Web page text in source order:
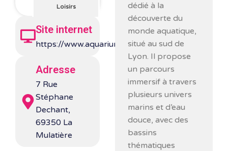
Loisirs
Site internet
https://www.aquariumlyon.fr/
Adresse
7 Rue
Stéphane
Dechant,
69350 La
Mulatière
dédié à la
découverte du
monde aquatique,
situé au sud de
Lyon. Il propose
un parcours
immersif à travers
plusieurs univers
marins et d’eau
douce, avec des
bassins
thématiques